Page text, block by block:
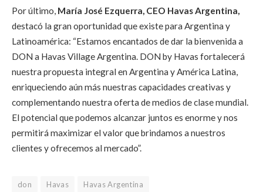
Por último, María José Ezquerra, CEO Havas Argentina,
destacó la gran oportunidad que existe para Argentina y
Latinoamérica: “Estamos encantados de dar la bienvenida a
DON a Havas Village Argentina. DON by Havas fortalecerá
nuestra propuesta integral en Argentina y América Latina,
enriqueciendo aún más nuestras capacidades creativas y
complementando nuestra oferta de medios de clase mundial.
El potencial que podemos alcanzar juntos es enorme y nos
permitirá maximizar el valor que brindamos a nuestros
clientes y ofrecemos al mercado”.
don Havas Havas Argentina